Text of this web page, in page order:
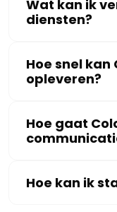
Wat kan ik
diensten?
Hoe snel
opleveren?
Hoe gaat
Hoe kan ik